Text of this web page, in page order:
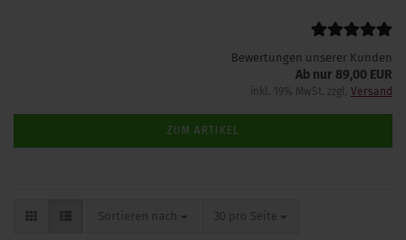
Bewertungen unserer Kunden
Ab nur 89,00 EUR
inkl. 19% MwSt. zzgl. Versand
ZUM ARTIKEL
Sortieren nach
Sortieren nach 30 pro Seite
pro Seite